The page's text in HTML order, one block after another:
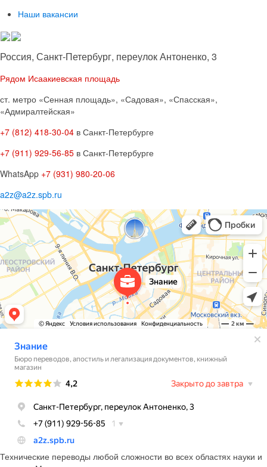
Наши вакансии
Россия, Санкт-Петербург, переулок Антоненко, 3
Рядом Исаакиевская площадь
ст. метро «Сенная площадь», «Садовая», «Спасская»,
«Адмиралтейская»
+7 (812) 418-30-04 в Санкт-Петербурге
+7 (911) 929-56-85 в Санкт-Петербурге
WhatsApp +7 (931) 980-20-06
a2z@a2z.spb.ru
Технические переводы любой сложности во всех областях науки и